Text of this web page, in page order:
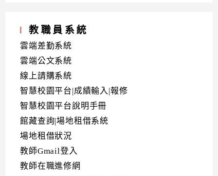
教職員系統
雲端差勤系統
雲端公文系統
線上請購系統
智慧校園平台|成績輸入|報修
智慧校園平台說明手冊
館藏查詢|場地租借系統
場地租借狀況
教師Gmail登入
教師在職進修網